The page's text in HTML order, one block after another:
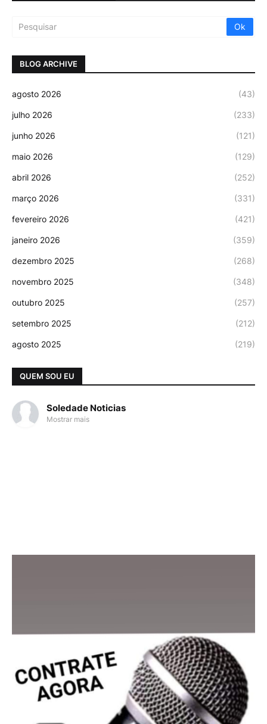
BLOG ARCHIVE
agosto 2026 (43)
julho 2026 (233)
junho 2026 (121)
maio 2026 (129)
abril 2026 (252)
março 2026 (331)
fevereiro 2026 (421)
janeiro 2026 (359)
dezembro 2025 (268)
novembro 2025 (348)
outubro 2025 (257)
setembro 2025 (212)
agosto 2025 (219)
QUEM SOU EU
Soledade Noticias
Mostrar mais